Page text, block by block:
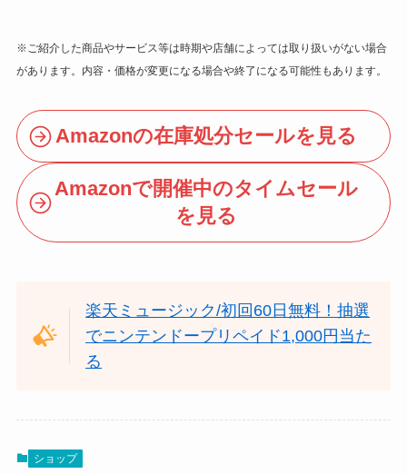
※ご紹介した商品やサービス等は時期や店舗によっては取り扱いがない場合
があります。内容・価格が変更になる場合や終了になる可能性もあります。
Amazonの在庫処分セールを見る
Amazonで開催中のタイムセール
を見る
楽天ミュージック/初回60日無料！抽選
でニンテンドープリペイド1,000円当た
る
ショップ